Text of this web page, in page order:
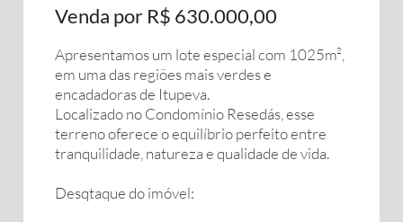
Venda por R$ 630.000,00
Apresentamos um lote especial com 1025m²,
em uma das regiões mais verdes e
encadadoras de Itupeva.
Localizado no Condomínio Resedás, esse
terreno oferece o equilíbrio perfeito entre
tranquilidade, natureza e qualidade de vida.
Desqtaque do imóvel: